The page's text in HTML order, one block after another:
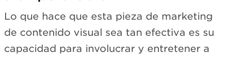
Lo que hace que esta pieza de marketing
de contenido visual sea tan efectiva es su
capacidad para involucrar y entretener a